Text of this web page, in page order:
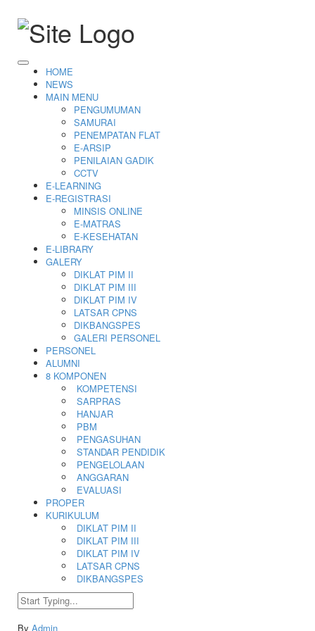
HOME
NEWS
MAIN MENU
PENGUMUMAN
SAMURAI
PENEMPATAN FLAT
E-ARSIP
PENILAIAN GADIK
CCTV
E-LEARNING
E-REGISTRASI
MINSIS ONLINE
E-MATRAS
E-KESEHATAN
E-LIBRARY
GALERY
DIKLAT PIM II
DIKLAT PIM III
DIKLAT PIM IV
LATSAR CPNS
DIKBANGSPES
GALERI PERSONEL
PERSONEL
ALUMNI
8 KOMPONEN
KOMPETENSI
SARPRAS
HANJAR
PBM
PENGASUHAN
STANDAR PENDIDIK
PENGELOLAAN
ANGGARAN
EVALUASI
PROPER
KURIKULUM
DIKLAT PIM II
DIKLAT PIM III
DIKLAT PIM IV
LATSAR CPNS
DIKBANGSPES
By Admin